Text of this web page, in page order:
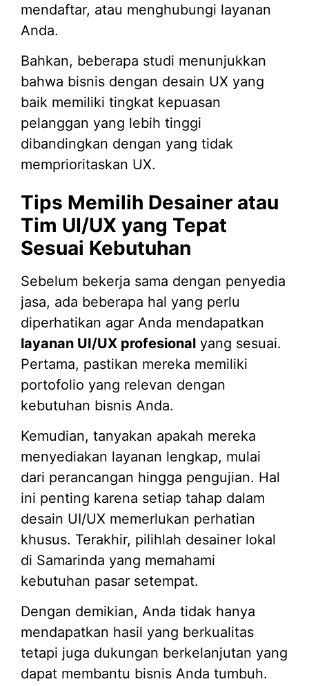
mendaftar, atau menghubungi layanan
Anda.
Bahkan, beberapa studi menunjukkan
bahwa bisnis dengan desain UX yang
baik memiliki tingkat kepuasan
pelanggan yang lebih tinggi
dibandingkan dengan yang tidak
memprioritaskan UX.
Tips Memilih Desainer atau
Tim UI/UX yang Tepat
Sesuai Kebutuhan
Sebelum bekerja sama dengan penyedia
jasa, ada beberapa hal yang perlu
diperhatikan agar Anda mendapatkan
layanan UI/UX profesional yang sesuai.
Pertama, pastikan mereka memiliki
portofolio yang relevan dengan
kebutuhan bisnis Anda.
Kemudian, tanyakan apakah mereka
menyediakan layanan lengkap, mulai
dari perancangan hingga pengujian. Hal
ini penting karena setiap tahap dalam
desain UI/UX memerlukan perhatian
khusus. Terakhir, pilihlah desainer lokal
di Samarinda yang memahami
kebutuhan pasar setempat.
Dengan demikian, Anda tidak hanya
mendapatkan hasil yang berkualitas
tetapi juga dukungan berkelanjutan yang
dapat membantu bisnis Anda tumbuh.